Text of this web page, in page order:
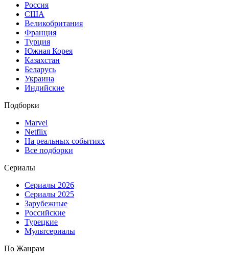
Россия
США
Великобритания
Франция
Турция
Южная Корея
Казахстан
Беларусь
Украина
Индийские
Подборки
Marvel
Netflix
На реальных событиях
Все подборки
Сериалы
Сериалы 2026
Сериалы 2025
Зарубежные
Российские
Турецкие
Мультсериалы
По Жанрам